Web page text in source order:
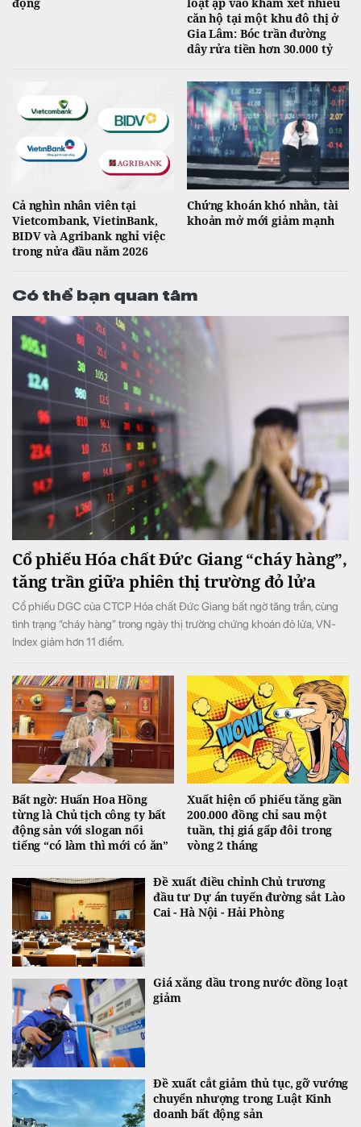
căn hộ tại một khu đô thị ở
Gia Lâm: Bóc trần đường
dây rửa tiền hơn 30.000 tỷ
Cả nghìn nhân viên tại
Vietcombank, VietinBank,
BIDV và Agribank nghỉ việc
trong nửa đầu năm 2026
Chứng khoán khó nhằn, tài
khoản mở mới giảm mạnh
Có thể bạn quan tâm
Cổ phiếu Hóa chất Đức Giang “cháy hàng”,
tăng trần giữa phiên thị trường đỏ lửa
Cổ phiếu DGC của CTCP Hóa chất Đức Giang bất ngờ tăng trần, cùng
tình trạng “cháy hàng” trong ngày thị trường chứng khoán đỏ lửa, VN-
Index giảm hơn 11 điểm.
Bất ngờ: Huấn Hoa Hồng
từng là Chủ tịch công ty bất
động sản với slogan nổi
tiếng “có làm thì mới có ăn”
Xuất hiện cổ phiếu tăng gần
200.000 đồng chỉ sau một
tuần, thị giá gấp đôi trong
vòng 2 tháng
Đề xuất điều chỉnh Chủ trương
đầu tư Dự án tuyến đường sắt Lào
Cai - Hà Nội - Hải Phòng
Giá xăng dầu trong nước đồng loạt
giảm
Đề xuất cắt giảm thủ tục, gỡ vướng
chuyển nhượng trong Luật Kinh
doanh bất động sản